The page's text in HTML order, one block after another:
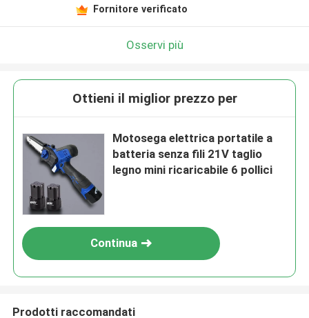
Fornitore verificato
Osservi più
Ottieni il miglior prezzo per
Motosega elettrica portatile a
batteria senza fili 21V taglio
legno mini ricaricabile 6 pollici
Continua
Prodotti raccomandati